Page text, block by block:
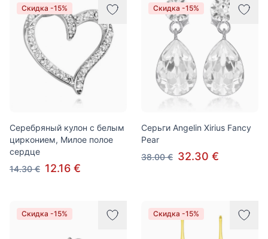
Скидка -15%
Серебряный кулон с белым
цирконием, Милое полое
сердце
14.30 € 12.16 €
Скидка -15%
Серьги Angelin Xirius Fancy
Pear
38.00 € 32.30 €
Скидка -15% Скидка -15%